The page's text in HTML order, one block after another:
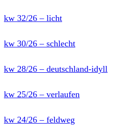
kw 32/26 – licht
kw 30/26 – schlecht
kw 28/26 – deutschland-idyll
kw 25/26 – verlaufen
kw 24/26 – feldweg